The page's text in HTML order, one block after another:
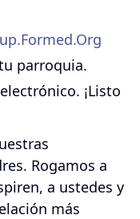
parroquia.
¡Listo
Rogamos a
a ustedes y
más